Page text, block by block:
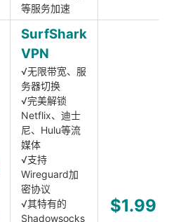
等服务加速
SurfShark
VPN
√无限带宽、服
务器切换
√完美解锁
Netflix、迪士
尼、Hulu等流
媒体
√支持
Wireguard加
密协议
√其特有的
Shadowsocks
$1.99